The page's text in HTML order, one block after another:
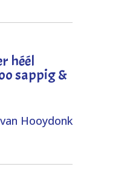
héél
sappig &
Hooydonk